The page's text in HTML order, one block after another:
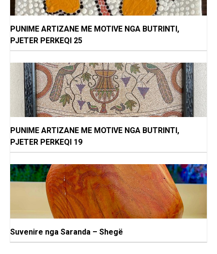
PUNIME ARTIZANE ME MOTIVE NGA BUTRINTI,
PJETER PERKEQI 25
PUNIME ARTIZANE ME MOTIVE NGA BUTRINTI,
PJETER PERKEQI 19
Suvenire nga Saranda – Shegë